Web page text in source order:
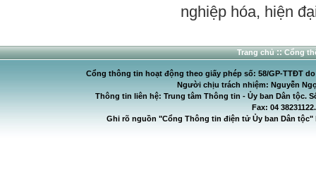
nghiệp hóa, hiện
Trang chủ:: Cổng
Cổng thông tin hoạt động theo giấy phép số: 58/GP-TTĐT
Người chịu trách nhiệm: Nguyễn
Thông tin liên hệ: Trung tâm Thông tin - Ủy ban Dân tộc.
Fax: 04
Ghi rõ nguồn "Cổng Thông tin điện tử Ủy ban Dân